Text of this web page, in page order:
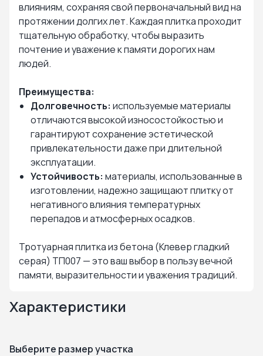
влияниям, сохраняя свой первоначальный вид на
протяжении долгих лет. Каждая плитка проходит
тщательную обработку, чтобы выразить
почтение и уважение к памяти дорогих нам
людей.
Преимущества:
Долговечность: используемые материалы
отличаются высокой износостойкостью и
гарантируют сохранение эстетической
привлекательности даже при длительной
эксплуатации.
Устойчивость: материалы, использованные в
изготовлении, надежно защищают плитку от
негативного влияния температурных
перепадов и атмосферных осадков.
Тротуарная плитка из бетона (Клевер гладкий
серая) ТП007 — это ваш выбор в пользу вечной
памяти, выразительности и уважения традиций.
Характеристики
Выберите размер участка